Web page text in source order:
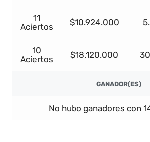
11
Aciertos
$10.924.000
10
Aciertos
$18.120.000
GANADOR(ES)
No hubo ganadores con